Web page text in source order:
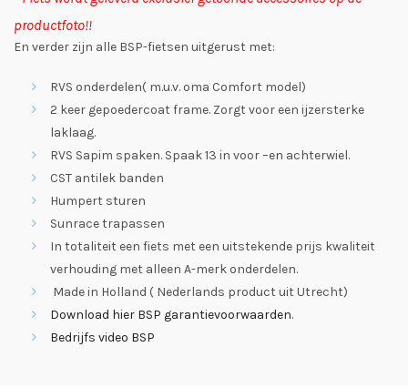
productfoto!!
En verder zijn alle BSP-fietsen uitgerust met:
RVS onderdelen( m.u.v. oma Comfort model)
2 keer gepoedercoat frame. Zorgt voor een ijzersterke
laklaag.
RVS Sapim spaken. Spaak 13 in voor –en achterwiel.
CST antilek banden
Humpert sturen
Sunrace trapassen
In totaliteit een fiets met een uitstekende prijs kwaliteit
verhouding met alleen A-merk onderdelen.
Made in Holland ( Nederlands product uit Utrecht)
Download hier BSP garantievoorwaarden.
Bedrijfs video BSP